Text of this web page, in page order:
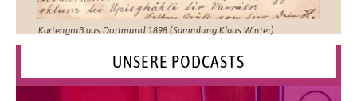
Kartengruß aus Dortmund 1898 (Sammlung Klaus Winter)
UNSERE PODCASTS